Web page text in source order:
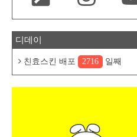
디데이
친효스킨 배포 2716 일째